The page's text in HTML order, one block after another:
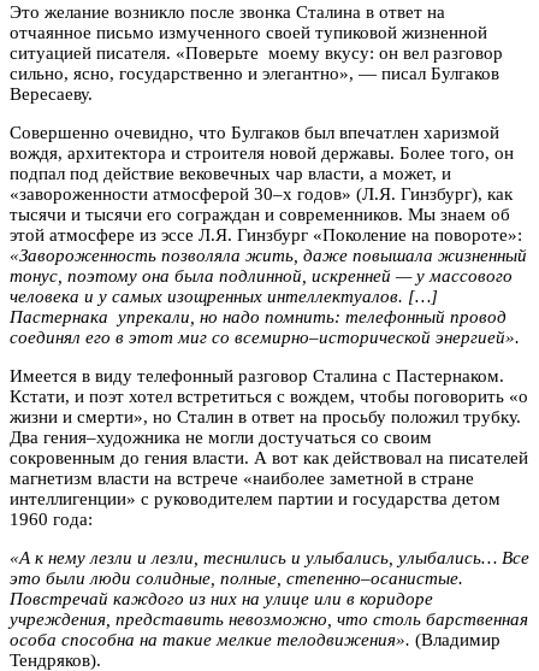
Это желание возникло после звонка Сталина в ответ на
отчаянное письмо измученного своей тупиковой жизненной
ситуацией писателя. «Поверьте моему вкусу: он вел разговор
сильно, ясно, государственно и элегантно», — писал Булгаков
Вересаеву.
Совершенно очевидно, что Булгаков был впечатлен харизмой
вождя, архитектора и строителя новой державы. Более того, он
подпал под действие вековечных чар власти, а может, и
«завороженности атмосферой 30–х годов» (Л.Я. Гинзбург), как
тысячи и тысячи его сограждан и современников. Мы знаем об
этой атмосфере из эссе Л.Я. Гинзбург «Поколение на повороте»:
«Завороженность позволяла жить, даже повышала жизненный
тонус, поэтому она была подлинной, искренней — у массового
человека и у самых изощренных интеллектуалов. […]
Пастернака упрекали, но надо помнить: телефонный провод
соединял его в этот миг со всемирно–исторической энергией».
Имеется в виду телефонный разговор Сталина с Пастернаком.
Кстати, и поэт хотел встретиться с вождем, чтобы поговорить «о
жизни и смерти», но Сталин в ответ на просьбу положил трубку.
Два гения–художника не могли достучаться со своим
сокровенным до гения власти. А вот как действовал на писателей
магнетизм власти на встрече «наиболее заметной в стране
интеллигенции» с руководителем партии и государства детом
1960 года:
«А к нему лезли и лезли, теснились и улыбались, улыбались… Все
это были люди солидные, полные, степенно–осанистые.
Повстречай каждого из них на улице или в коридоре
учреждения, представить невозможно, что столь барственная
особа способна на такие мелкие телодвижения». (Владимир
Тендряков).